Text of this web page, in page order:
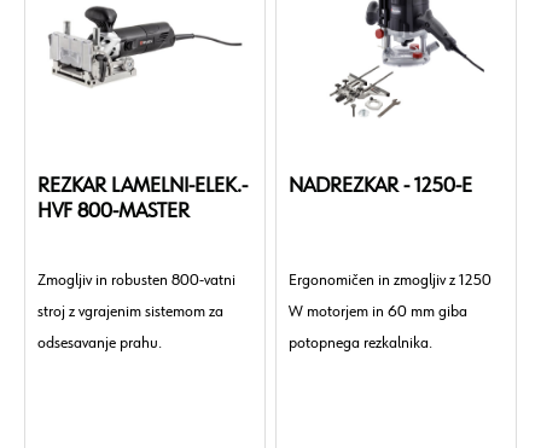
REZKAR LAMELNI-ELEK.-
HVF 800-MASTER
Zmogljiv in robusten 800-vatni
stroj z vgrajenim sistemom za
odsesavanje prahu.
NADREZKAR - 1250-E
Ergonomičen in zmogljiv z 1250
W motorjem in 60 mm giba
potopnega rezkalnika.